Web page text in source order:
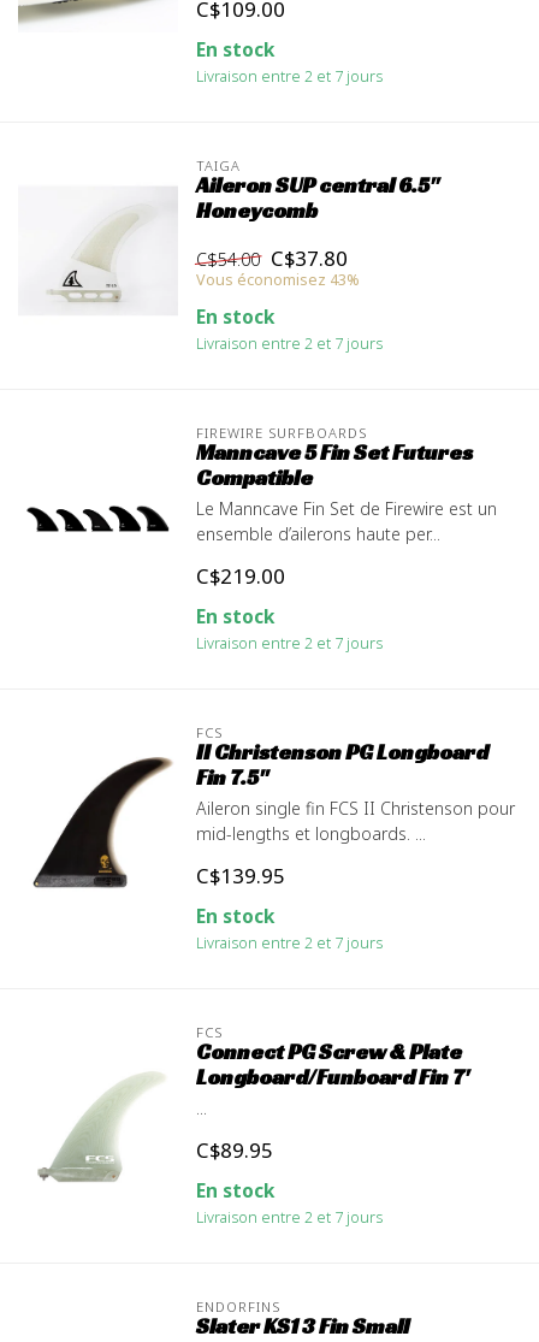
C$109.00
En stock
Livraison entre 2 et 7 jours
TAIGA
Aileron SUP central 6.5''
Honeycomb
C$54.00 C$37.80
Vous économisez 43%
En stock
Livraison entre 2 et 7 jours
FIREWIRE SURFBOARDS
Manncave 5 Fin Set Futures
Compatible
Le Manncave Fin Set de Firewire est un
ensemble d’ailerons haute per...
C$219.00
En stock
Livraison entre 2 et 7 jours
FCS
II Christenson PG Longboard
Fin 7.5"
Aileron single fin FCS II Christenson pour
mid-lengths et longboards. ...
C$139.95
En stock
Livraison entre 2 et 7 jours
FCS
Connect PG Screw & Plate
Longboard/Funboard Fin 7'
C$89.95
En stock
Livraison entre 2 et 7 jours
ENDORFINS
Slater KS1 3 Fin Small